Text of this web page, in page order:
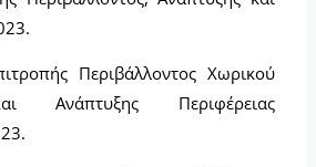
Περιβάλλοντος Χωρικού
Ανάπτυξης Περιφέρειας